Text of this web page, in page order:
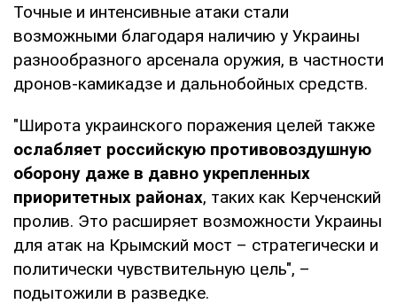
Точные и интенсивные атаки стали
возможными благодаря наличию у Украины
разнообразного арсенала оружия, в частности
дронов-камикадзе и дальнобойных средств.
"Широта украинского поражения целей также
ослабляет российскую противовоздушную
оборону даже в давно укрепленных
приоритетных районах, таких как Керченский
пролив. Это расширяет возможности Украины
для атак на Крымский мост – стратегически и
политически чувствительную цель", –
подытожили в разведке.